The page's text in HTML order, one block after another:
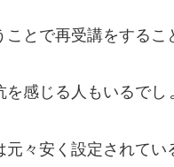
とで再受講をするこ
感じる人もいるでし
元々安く設定されて